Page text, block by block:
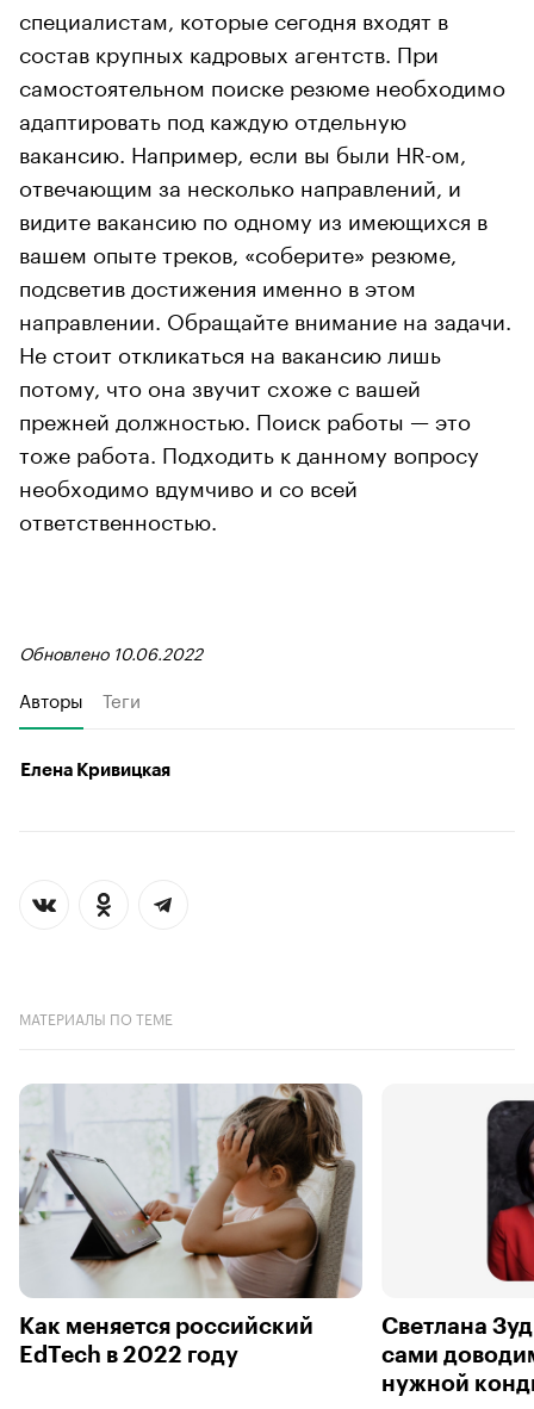
специалистам, которые сегодня входят в
состав крупных кадровых агентств. При
самостоятельном поиске резюме необходимо
адаптировать под каждую отдельную
вакансию. Например, если вы были HR-ом,
отвечающим за несколько направлений, и
видите вакансию по одному из имеющихся в
вашем опыте треков, «соберите» резюме,
подсветив достижения именно в этом
направлении. Обращайте внимание на задачи.
Не стоит откликаться на вакансию лишь
потому, что она звучит схоже с вашей
прежней должностью. Поиск работы — это
тоже работа. Подходить к данному вопросу
необходимо вдумчиво и со всей
ответственностью.
Обновлено 10.06.2022
Авторы Теги
Елена Кривицкая
МАТЕРИАЛЫ ПО ТЕМЕ
Как меняется российский
EdTech в 2022 году
Светлана
сами
нужной